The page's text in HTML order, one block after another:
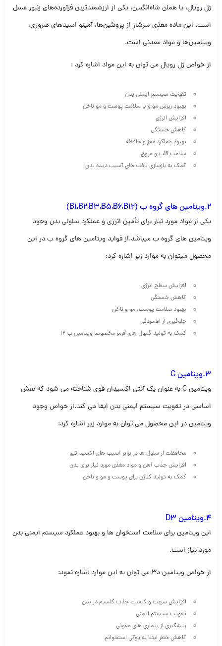
ژل رویال، یا همان شاه‌انگبین، یکی از ارزشمندترین فرآورده‌های زنبور عسل
است. این ماده مغذی سرشار از پروتئین‌ها، آمینو اسیدهای ضروری،
ویتامین‌ها و مواد معدنی است.
از خواص ژل رویال می توان به این مواد اشاره کرد :
تقویت سیستم ایمنی بدن
بهبود ریزش مو و یا سلامت پوست و مو ناخن
افزایش انرژی
کاهش خستگی
بهبود عملکرد مغز و حافظه
سلامت قلب و عروق
کمک به بازسازی بافت های آسیب دیده بدن
2.ویتامین های گروه ب (B1,B2,B3,B5,B6,B12)
یکی از مواد مورد نیاز برای تأمین انرژی و عملکرد سلولی بدن وجود
ویتامین های گروه ب میباشد.از فواید ویتامین های گروه ب در این
محصول میتوان به موارد زیر اشاره کرد:
افزایش سطح انرژی
کاهش خستگی
بهبود سلامت پوست، مو و ناخن
جلوگیری از افسردگی
کمک به تولید گلبول های قرمز مخصوصا ویتامین ب 12
3.ویتامین C
ویتامین C به عنوان یک آنتی اکسیدان قوی شناخته می شود که نقش
اساسی در تقویت سیستم ایمنی بدن ایفا می کند.از خواص وجود
ویتامین در این محصول می توان به موارد زیر اشاره کرد:
محافظت از سلول ها در برابر آسیب های اکسیداتیو
افزایش جذب آهن و مواد مغذی مورد نیاز برای بدن
کمک به تولید کلاژن برای پوست و مو و ناخن
4.ویتامین D3
این ویتامین برای سلامت استخوان ها و بهبود عملکرد سیستم ایمنی بدن
مورد نیاز است.
از خواص ویتامین د3 می توان به این موارد اشاره نمود:
افزایش سرعت و کیفیت جذب کلسیم در بدن
تقویت سیستم ایمنی
پیشگیری از بیماری های عفونی
کاهش خطر ابتلا به پوکی استخوانم